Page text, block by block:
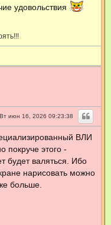
удовольствия
СВт июн 16, 2026 09:23:38
ВЛИ
покруче этого -
будет валяться. Ибо
нарисовать можно
больше.